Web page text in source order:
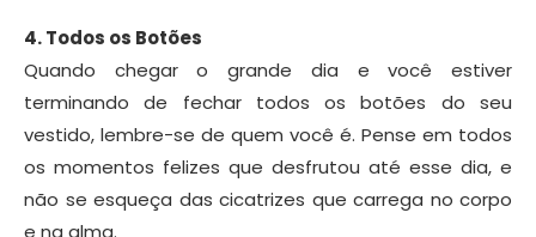
4. Todos os Botões
Quando chegar o grande dia e você estiver
terminando de fechar todos os botões do seu
vestido, lembre-se de quem você é. Pense em todos
os momentos felizes que desfrutou até esse dia, e
não se esqueça das cicatrizes que carrega no corpo
e na alma.